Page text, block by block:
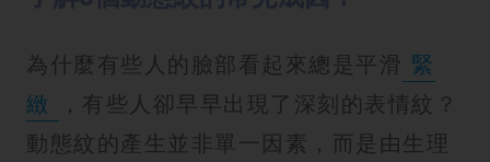
為什麼有些人的臉部看起來總是平滑 緊
緻
，有些人卻早早出現了深刻的表情紋？
動態紋的產生並非單一因素，而是由生理